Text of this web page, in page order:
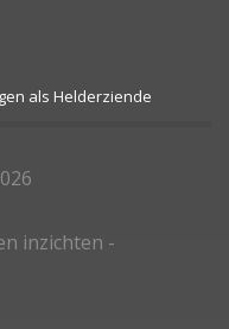
als Helderziende
inzichten -